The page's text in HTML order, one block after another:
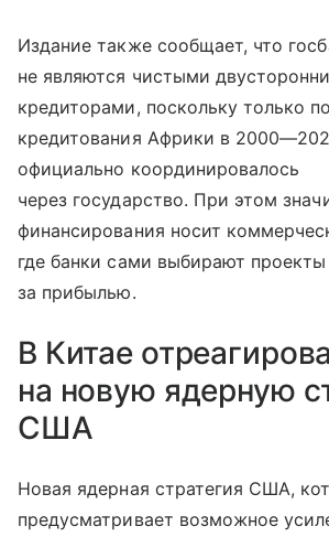
Издание также сообщает, что
не являются чистыми
кредиторами, поскольку только
кредитования Африки в
официально координировалось
через государство. При этом
финансирования носит
где банки сами выбирают проекты
за прибылью.
В Китае
на новую ядерную
США
Новая ядерная стратегия США,
предусматривает возможное